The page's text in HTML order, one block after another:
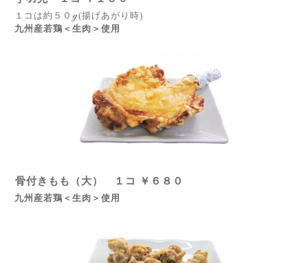
１コは約５０ℊ(揚げあがり時)
九州産若鶏＜生肉＞使用
骨付きもも（大） １コ ￥６８０
九州産若鶏＜生肉＞使用